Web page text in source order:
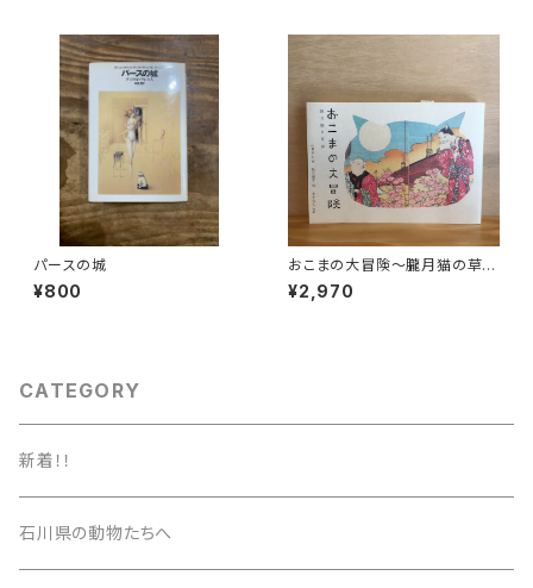
パースの城
¥800
おこまの大冒険〜朧月猫の草
紙〜
¥2,970
CATEGORY
新着！！
石川県の動物たちへ